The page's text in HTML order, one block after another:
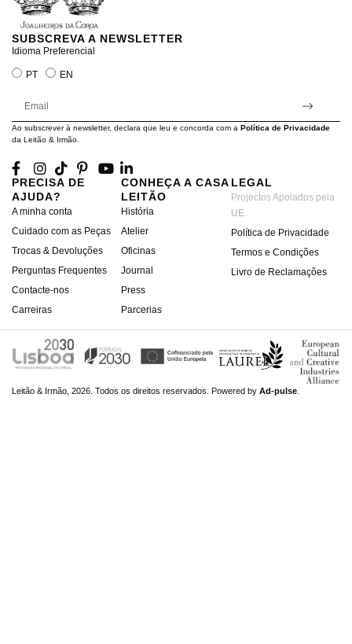
SUBSCREVA A NEWSLETTER
Idioma Preferencial
PT EN
Ao subscrever à newsletter, declara que leu e concorda com a Política de Privacidade
da Leitão & Irmão.
PRECISA DE
AJUDA?
A minha conta
Cuidado com as Peças
Trocas & Devoluções
Perguntas Frequentes
Contacte-nos
Carreiras
CONHEÇA A CASA
LEITÃO
História
Atelier
Oficinas
Journal
Press
Parcerias
LEGAL
Projectos Apoiados pela
UE
Política de Privacidade
Termos e Condições
Livro de Reclamações
Leitão & Irmão, 2026. Todos os direitos reservados. Powered by Ad-pulse